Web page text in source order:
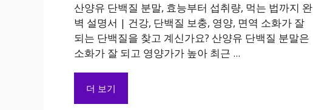
산양유 단백질 분말, 효능부터 섭취량, 먹는 법까지 완
벽 설명서 | 건강, 단백질 보충, 영양, 면역 소화가 잘
되는 단백질을 찾고 계신가요? 산양유 단백질 분말은
소화가 잘 되고 영양가가 높아 최근 ...
더 보기